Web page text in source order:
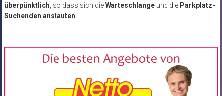
überpünktlich, so dass sich dieWarteschlangeund die Parkplatz-
Suchenden anstauten.